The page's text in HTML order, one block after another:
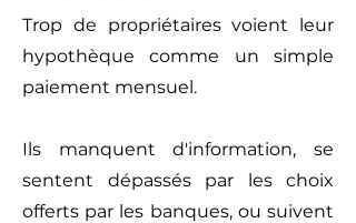
Trop de propriétaires voient leur
hypothèque comme un simple
paiement mensuel.
Ils manquent d'information, se
sentent dépassés par les choix
offerts par les banques, ou suivent